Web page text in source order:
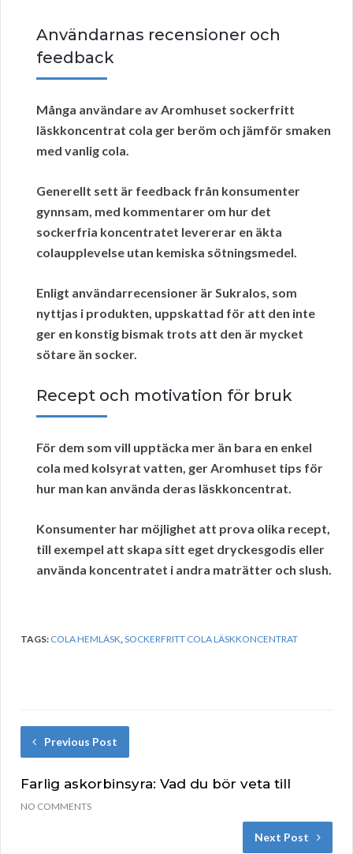
Användarnas recensioner och
feedback
Många användare avAromhuset sockerfritt
läskkoncentrat cola ger beröm och jämför smaken
med vanlig cola.
Generellt sett är feedback från konsumenter
gynnsam, med kommentarer om hur det
sockerfria koncentratet levererar en äkta
colaupplevelse utan kemiska sötningsmedel.
Enligt användarrecensioner är Sukralos, som
nyttjas i produkten, uppskattad för att den inte
ger en konstig bismak trots att den är mycket
sötare än socker.
Recept och motivation för bruk
För dem som vill upptäcka mer än bara en enkel
cola med kolsyrat vatten, ger Aromhuset tips för
hur man kan använda deras läskkoncentrat.
Konsumenter har möjlighet att prova olika recept,
till exempel att skapa sitt eget dryckesgodis eller
använda koncentratet i andra maträtter och slush.
TAGS: COLA HEMLÄSK,SOCKERFRITT COLA LÄSKKONCENTRAT
Previous Post
Farlig askorbinsyra: Vad du bör veta till
NO COMMENTS
Next Post